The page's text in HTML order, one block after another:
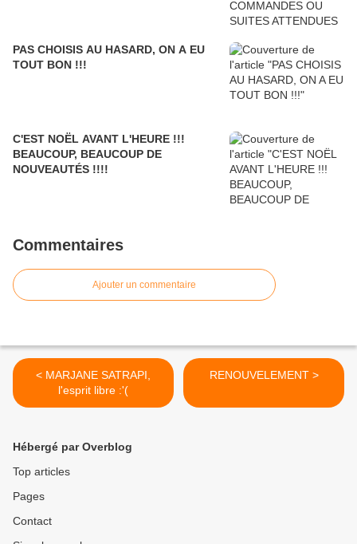
PAS CHOISIS AU HASARD, ON A EU
TOUT BON !!!
C'EST NOËL AVANT L'HEURE !!!
BEAUCOUP, BEAUCOUP DE
NOUVEAUTÉS !!!!
Commentaires
Ajouter un commentaire
< MARJANE SATRAPI,
l'esprit libre :'(
RENOUVELEMENT >
Hébergé par Overblog
Top articles
Pages
Contact